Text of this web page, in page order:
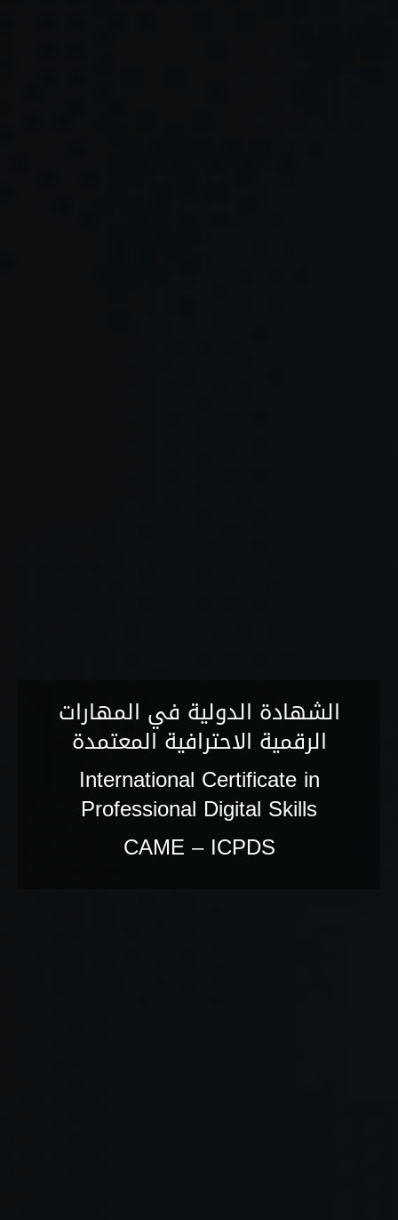
الشهادة الدولية في المهارات
الرقمية الاحترافية المعتمدة
International Certificate in
Professional Digital Skills
CAME – ICPDS